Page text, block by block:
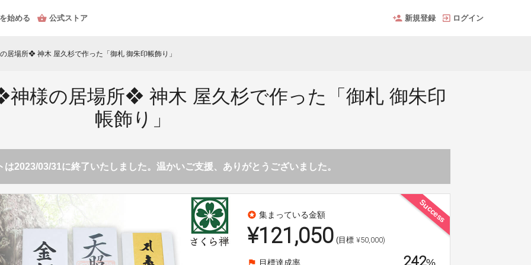
始める 公式ストア 新規登録 ログイン
居場所❖ 神木 屋久杉で作った「御札 御朱印帳飾り」
様の居場所❖ 神木 屋久杉で作った「御札 御朱印
帳飾り」
は2023/03/31に終了いたしました。温かいご支援、ありがとうございました。
Success
stars 集まっている金額
¥121,050 (目標 ¥50,000)
flag 目標達成率 242%